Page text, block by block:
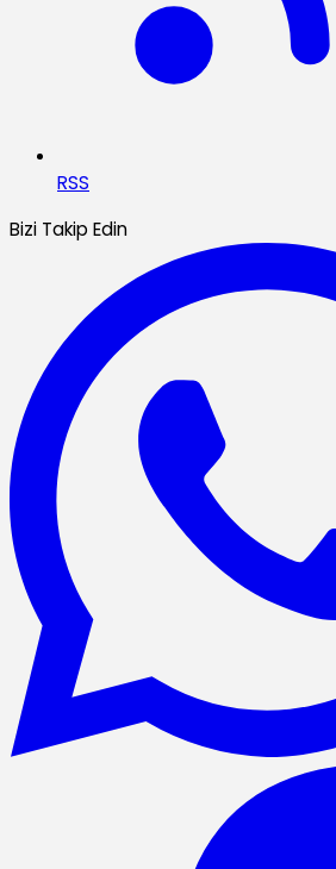
RSS
Bizi Takip Edin